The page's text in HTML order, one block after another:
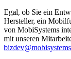
Egal, ob Sie ein
Hersteller, ein
von MobiSystems
mit unseren